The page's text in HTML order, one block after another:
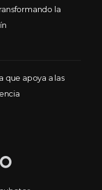
la
que apoya a las